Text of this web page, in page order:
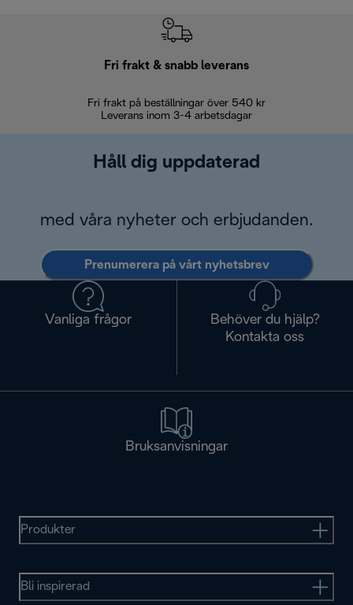
Fri frakt & snabb leverans
Fri frakt på beställningar över 540 kr
Leverans inom 3-4 arbetsdagar
Håll dig uppdaterad
med våra nyheter och erbjudanden.
Prenumerera på vårt nyhetsbrev
Vanliga frågor
Behöver du hjälp?
Kontakta oss
Bruksanvisningar
Produkter
Bli inspirerad